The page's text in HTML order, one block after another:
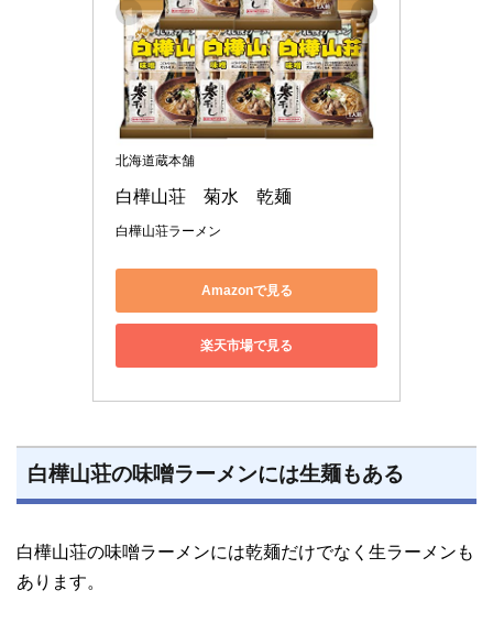
北海道蔵本舗
白樺山荘　菊水　乾麺
白樺山荘ラーメン
Amazonで見る
楽天市場で見る
白樺山荘の味噌ラーメンには生麺もある
白樺山荘の味噌ラーメンには乾麺だけでなく生ラーメンも
あります。